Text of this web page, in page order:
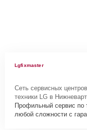
Lgfixmaster
Сеть сервисных
техники LG в
Профильный сервис по
любой сложности с